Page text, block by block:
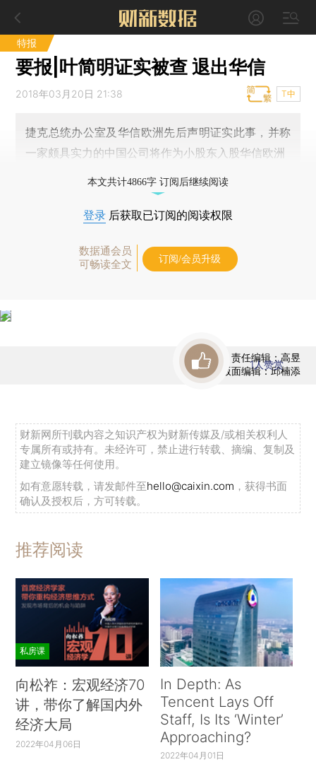
特报
要报|叶简明证实被查 退出华信
2018年03月20日 21:38 T中
捷克总统办公室及华信欧洲先后声明证实此事，并称
一家颇具实力的中国公司将作为小股东入股华信欧洲
本文共计4866字 订阅后继续阅读
登录 后获取已订阅的阅读权限
数据通会员
可畅读全文
订阅/会员升级
责任编辑：高昱
版面编辑：邱楠添
1人赞赏
财新网所刊载内容之知识产权为财新传媒及/或相关权利人
专属所有或持有。未经许可，禁止进行转载、摘编、复制及
建立镜像等任何使用。
如有意愿转载，请发邮件至hello@caixin.com ，获得书面
确认及授权后，方可转载。
推荐阅读
私房课
向松祚：宏观经济70
讲，带你了解国内外
经济大局
2022年04月06日
In Depth: As
Tencent Lays Off
Staff, Is Its ‘Winter’
Approaching?
2022年04月01日